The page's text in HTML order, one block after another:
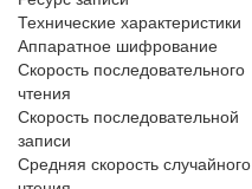
Технические характеристики
Аппаратное шифрование
Скорость последовательного
чтения
Скорость последовательной
записи
Средняя скорость случайного